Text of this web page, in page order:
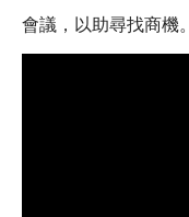
會議，以助尋找商機。